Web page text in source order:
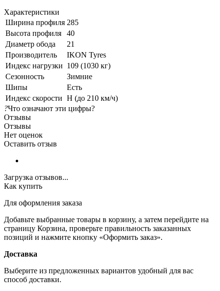
Характеристики
Ширина профиля 285
Высота профиля
40
Диаметр обода
21
Производитель
IKON Tyres
Индекс нагрузки 109 (1030 кг)
Сезонность
Зимние
Шипы
Есть
Индекс скорости H (до 210 км/ч)
?Что означают эти цифры?
Отзывы
Отзывы
Нет оценок
Оставить отзыв
Загрузка отзывов...
Как купить
Для оформления заказа
Добавьте выбранные товары в корзину, а затем перейдите на
страницу Корзина, проверьте правильность заказанных
позиций и нажмите кнопку «Оформить заказ».
Доставка
Выберите из предложенных вариантов удобный для вас
способ доставки.